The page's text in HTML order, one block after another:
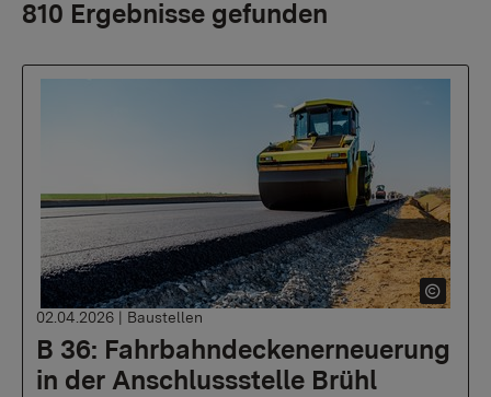
810 Ergebnisse gefunden
B 36: Fahrbahndeckenerneuerung
in der Anschlussstelle Brühl
02.04.2026 | Baustellen